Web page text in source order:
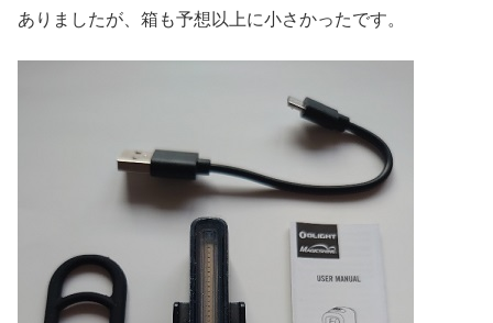
ありましたが、箱も予想以上に小さかったです。